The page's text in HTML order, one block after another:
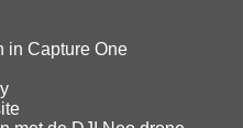
in Capture One